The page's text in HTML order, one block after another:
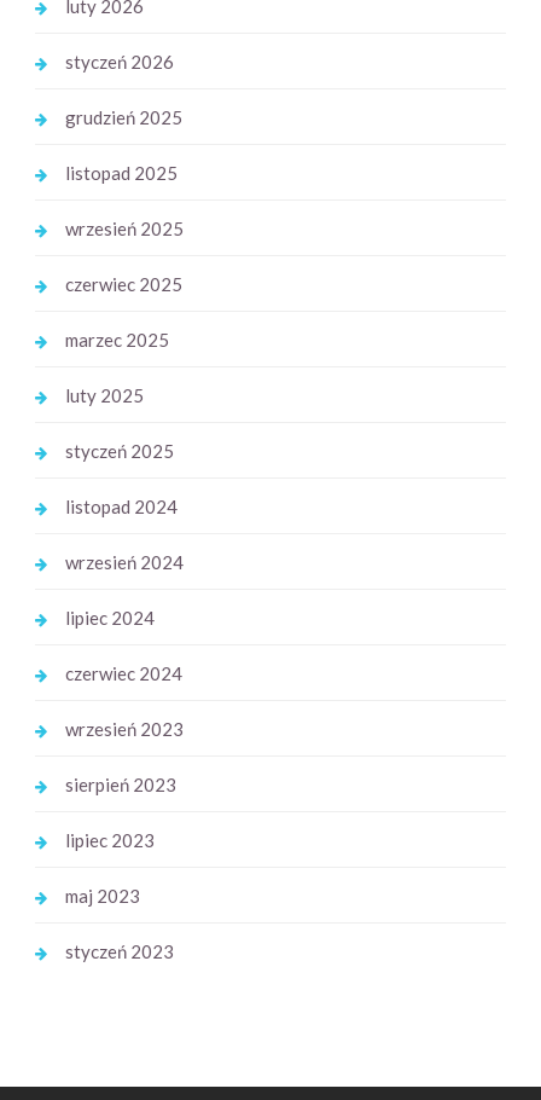
luty 2026
styczeń 2026
grudzień 2025
listopad 2025
wrzesień 2025
czerwiec 2025
marzec 2025
luty 2025
styczeń 2025
listopad 2024
wrzesień 2024
lipiec 2024
czerwiec 2024
wrzesień 2023
sierpień 2023
lipiec 2023
maj 2023
styczeń 2023